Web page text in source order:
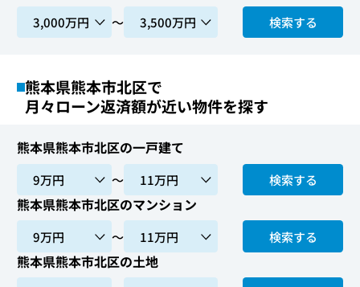
〜 検索する
熊本県熊本市北区で
月々ローン返済額が近い物件を探す
熊本県熊本市北区の一戸建て
〜 検索する
熊本県熊本市北区のマンション
〜 検索する
熊本県熊本市北区の土地